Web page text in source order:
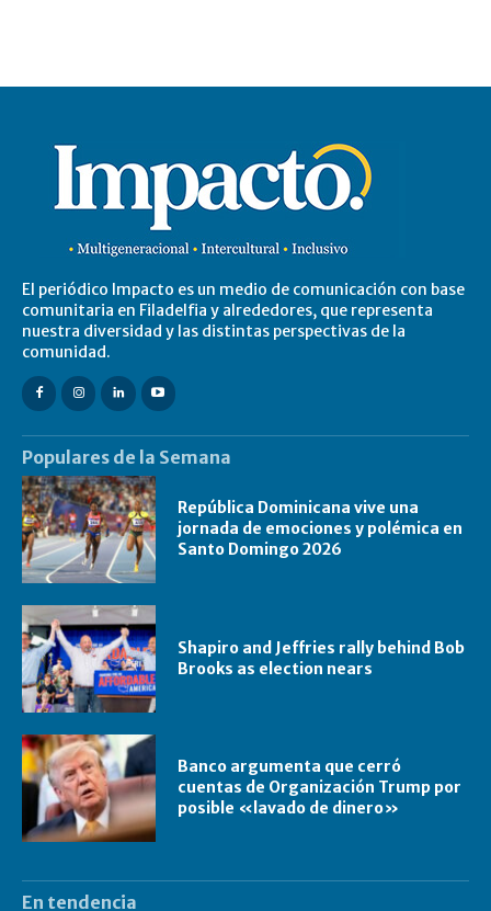
El periódico Impacto es un medio de comunicación con base
comunitaria en Filadelfia y alrededores, que representa
nuestra diversidad y las distintas perspectivas de la
comunidad.
Populares de la Semana
República Dominicana vive una
jornada de emociones y polémica en
Santo Domingo 2026
Shapiro and Jeffries rally behind Bob
Brooks as election nears
Banco argumenta que cerró
cuentas de Organización Trump por
posible «lavado de dinero»
En tendencia